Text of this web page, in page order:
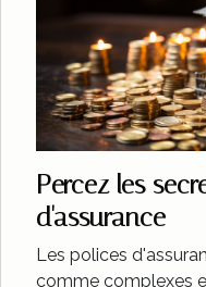
Percez les
d'assurance
Les polices
comme complexes